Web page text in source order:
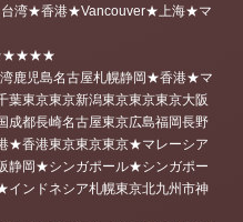
湾★香港★Vancouver★上海★マ
鹿児島名古屋札幌静岡★香港★マ
葉東京東京新潟東京東京東京大阪
都長崎名古屋東京広島福岡長野
★香港東京東京東京★マレーシア
静岡★シンガポール★シンガポー
ンドネシア札幌東京北九州市神